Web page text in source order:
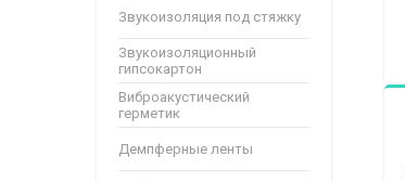
Звукоизоляция под стяжку
Звукоизоляционный
гипсокартон
Виброакустический
герметик
Демпферные ленты